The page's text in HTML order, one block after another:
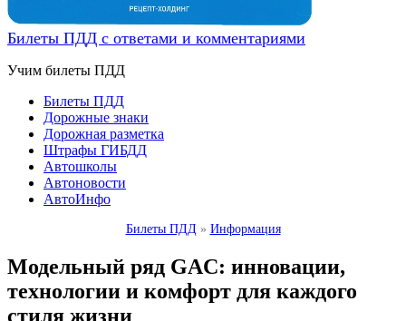
Билеты ПДД с ответами и комментариями
Учим билеты ПДД
Билеты ПДД
Дорожные знаки
Дорожная разметка
Штрафы ГИБДД
Автошколы
Автоновости
АвтоИнфо
Билеты ПДД » Информация
Модельный ряд GAC: инновации,
технологии и комфорт для каждого
стиля жизни